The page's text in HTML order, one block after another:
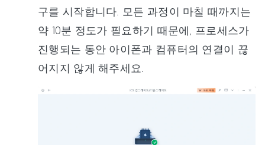
구를 시작합니다. 모든 과정이 마칠 때까지는
약 10분 정도가 필요하기 때문에, 프로세스가
진행되는 동안 아이폰과 컴퓨터의 연결이 끊
어지지 않게 해주세요.